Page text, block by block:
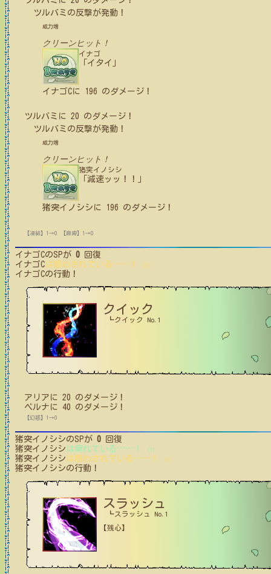
ツルバミ の反撃が発動！
威力増
クリーンヒット！
イナゴ
「イタイ」
イナゴCに 196 のダメージ！
ツルバミ に 20 のダメージ！
ツルバミ の反撃が発動！
威力増
クリーンヒット！
猪突イノシシ
「減速ッッ！！」
猪突イノシシ に 196 のダメージ！
【凍結】1→0 【麻痺】1→0
イナゴCのSPが 0 回復
イナゴC は惑わされている …… ！ (1)
イナゴCの行動！
クイック
┗クイック No.1
アリア に 20 のダメージ！
ベルナ に 40 のダメージ！
【幻惑】1→0
猪突イノシシのSPが 0 回復
猪突イノシシ は痺れている …… ！ (1)
猪突イノシシ は惑わされている …… ！ (1)
猪突イノシシの行動！
スラッシュ
┗スラッシュ No.1
【残心】